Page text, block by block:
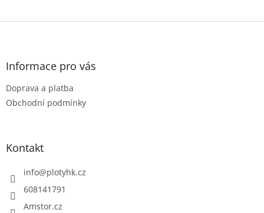
Z
Informace pro vás
Doprava a platba
Obchodní podmínky
Kontakt
info@plotyhk.cz
608141791
Amstor.cz